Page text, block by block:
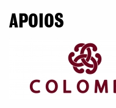
APOIOS